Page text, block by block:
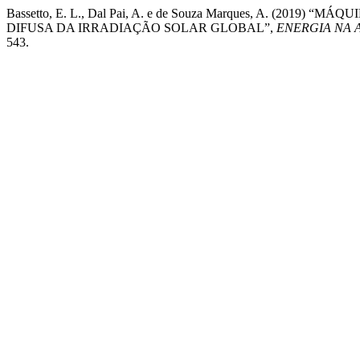
Bassetto, E. L., Dal Pai, A. e de Souza Marques, A. (2019)
DIFUSA DA IRRADIAÇÃO SOLAR GLOBAL”, ENERGIA NA
543.